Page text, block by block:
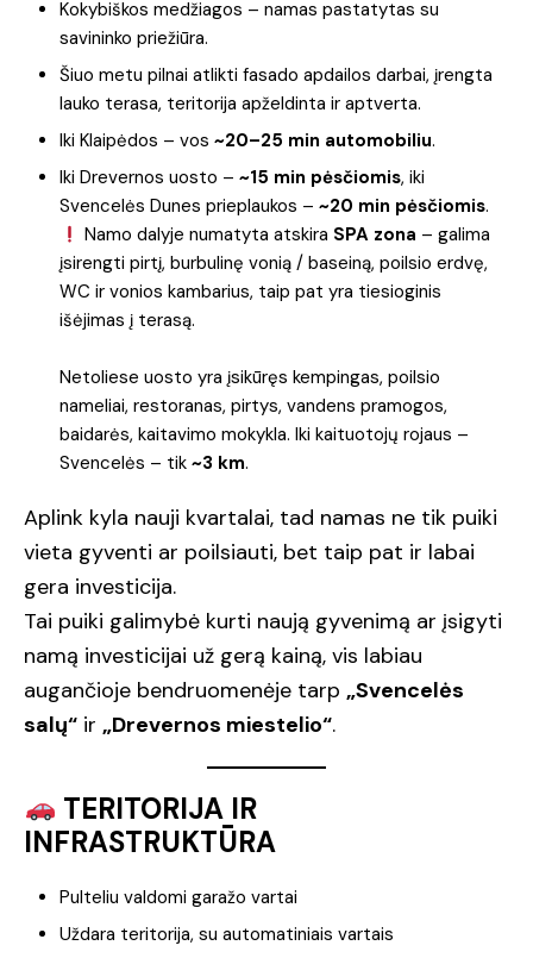
Kokybiškos medžiagos – namas pastatytas su
savininko priežiūra.
Šiuo metu pilnai atlikti fasado apdailos darbai, įrengta
lauko terasa, teritorija apželdinta ir aptverta.
Iki Klaipėdos – vos ~20–25 min automobiliu.
Iki Drevernos uosto – ~15 min pėsčiomis, iki
Svencelės Dunes prieplaukos – ~20 min pėsčiomis.
Namo dalyje numatyta atskira SPA zona – galima
įsirengti pirtį, burbulinę vonią / baseiną, poilsio erdvę,
WC ir vonios kambarius, taip pat yra tiesioginis
išėjimas į terasą.
Netoliese uosto yra įsikūręs kempingas, poilsio
nameliai, restoranas, pirtys, vandens pramogos,
baidarės, kaitavimo mokykla. Iki kaituotojų rojaus –
Svencelės – tik ~3 km.
Aplink kyla nauji kvartalai, tad namas ne tik puiki
vieta gyventi ar poilsiauti, bet taip pat ir labai
gera investicija.
Tai puiki galimybė kurti naują gyvenimą ar įsigyti
namą investicijai už gerą kainą, vis labiau
augančioje bendruomenėje tarp „Svencelės
salų“ ir „Drevernos miestelio“.
TERITORIJA IR
INFRASTRUKTŪRA
Pulteliu valdomi garažo vartai
Uždara teritorija, su automatiniais vartais